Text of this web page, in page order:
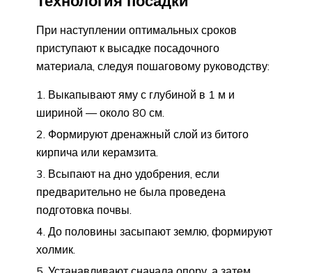
При наступлении оптимальных сроков
приступают к высадке посадочного
материала, следуя пошаговому руководству:
Выкапывают яму с глубиной в 1 м и
шириной — около 80 см.
Формируют дренажный слой из битого
кирпича или керамзита.
Всыпают на дно удобрения, если
предварительно не была проведена
подготовка почвы.
До половины засыпают землю, формируют
холмик.